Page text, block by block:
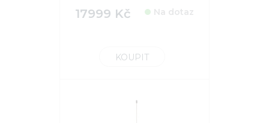
17999 Kč Na dotaz
KOUPIT